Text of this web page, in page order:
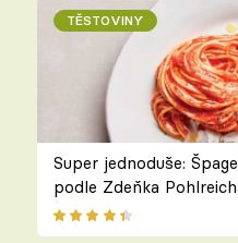
TĚSTOVINY
Super jednoduše:
podle Zdeňka